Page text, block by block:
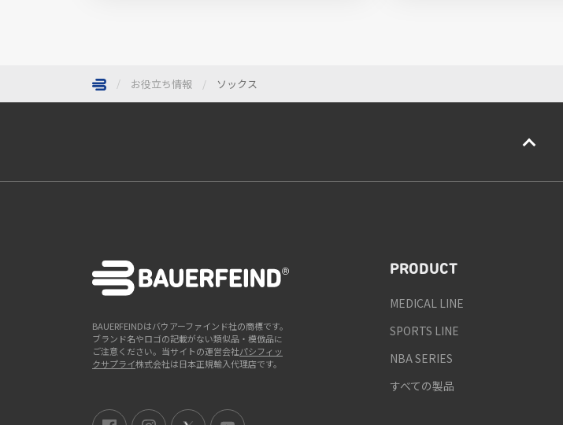
お役立ち情報 ソックス
ページトップへ
BAUERFEINDはバウアーファインド社の商標です。
ブランド名やロゴの記載がない類似品・模倣品に
ご注意ください。当サイトの運営会社パシフィッ
クサプライ株式会社は日本正規輸入代理店です。
PRODUCT
MEDICAL LINE
SPORTS LINE
NBA SERIES
すべての製品